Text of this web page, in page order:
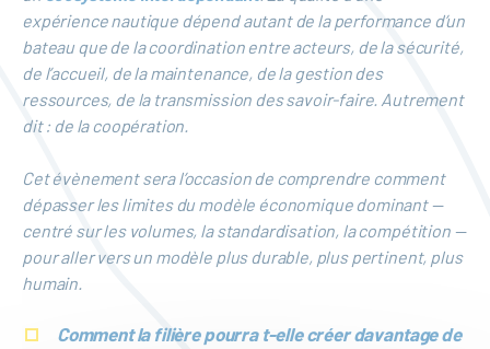
expérience nautique dépend autant de la performance d’un
bateau que de la coordination entre acteurs, de la sécurité,
de l’accueil, de la maintenance, de la gestion des
ressources, de la transmission des savoir-faire. Autrement
dit : de la coopération.
Cet évènement sera l’occasion de comprendre comment
dépasser les limites du modèle économique dominant —
centré sur les volumes, la standardisation, la compétition —
pour aller vers un modèle plus durable, plus pertinent, plus
humain.
Comment la filière pourra t-elle créer davantage de